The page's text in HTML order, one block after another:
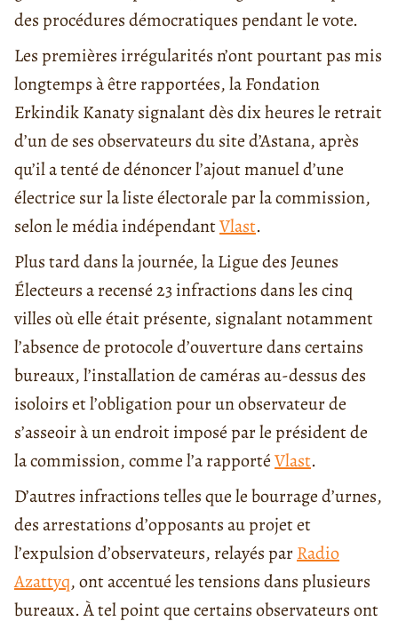
des procédures démocratiques pendant le vote.
Les premières irrégularités n’ont pourtant pas mis
longtemps à être rapportées, la Fondation
Erkindik Kanaty signalant dès dix heures le retrait
d’un de ses observateurs du site d’Astana, après
qu’il a tenté de dénoncer l’ajout manuel d’une
électrice sur la liste électorale par la commission,
selon le média indépendantVlast.
Plus tard dans la journée, la Ligue des Jeunes
Électeurs a recensé 23 infractions dans les cinq
villes où elle était présente, signalant notamment
l’absence de protocole d’ouverture dans certains
bureaux, l’installation de caméras au-dessus des
isoloirs et l’obligation pour un observateur de
s’asseoir à un endroit imposé par le président de
la commission, comme l’a rapportéVlast.
D’autres infractions telles que le bourrage d’urnes,
des arrestations d’opposants au projet et
l’expulsion d’observateurs, relayés parRadio
Azattyq, ont accentué les tensions dans plusieurs
bureaux. À tel point que certains observateurs ont